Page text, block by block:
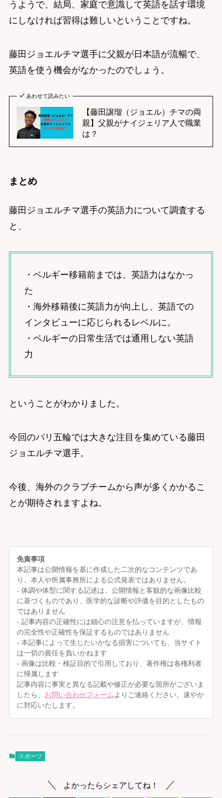
うようで、結局、家庭で意識して英語を話す環境
にしなければ習得は難しいということですね。
藤田ジョエルチマ選手に父親が日本語が流暢で、
英語を使う機会がなかったのでしょう。
あわせて読みたい
【藤田譲瑠（ジョエル）チマの両
親】父親がナイジェリア人で職業
は？
まとめ
藤田ジョエルチマ選手の英語力について調査する
と、
・ベルギー移籍前までは、英語力はなかっ
た
・海外移籍後に英語力が向上し、英語での
インタビューに応じられるレベルに。
・ベルギーの日常生活では通用しない英語
力
ということがわかりました。
今回のパリ五輪では大きな注目を集めている藤田
ジョエルチマ選手。
今後、海外のクラブチームから声が多くかかるこ
とが期待されますよね。
免責事項
本記事は公開情報を基に作成した二次的なコンテンツであ
り、本人や所属事務所による公式発表ではありません。
- 体調や体型に関する記述は、公開情報と客観的な画像比較
に基づくものであり、医学的な診断や評価を目的としたもの
ではありません
- 記事内容の正確性には細心の注意を払っていますが、情報
の完全性や正確性を保証するものではありません
- 本記事によって生じたいかなる損害についても、当サイト
は一切の責任を負いかねます
- 画像は比較・検証目的で引用しており、著作権は各権利者
に帰属します
記事内容に事実と異なる記載や修正が必要な箇所がございま
したら、 お問い合わせフォーム よりご連絡ください。速やか
に対応いたします。
スポーツ
よかったらシェアしてね！